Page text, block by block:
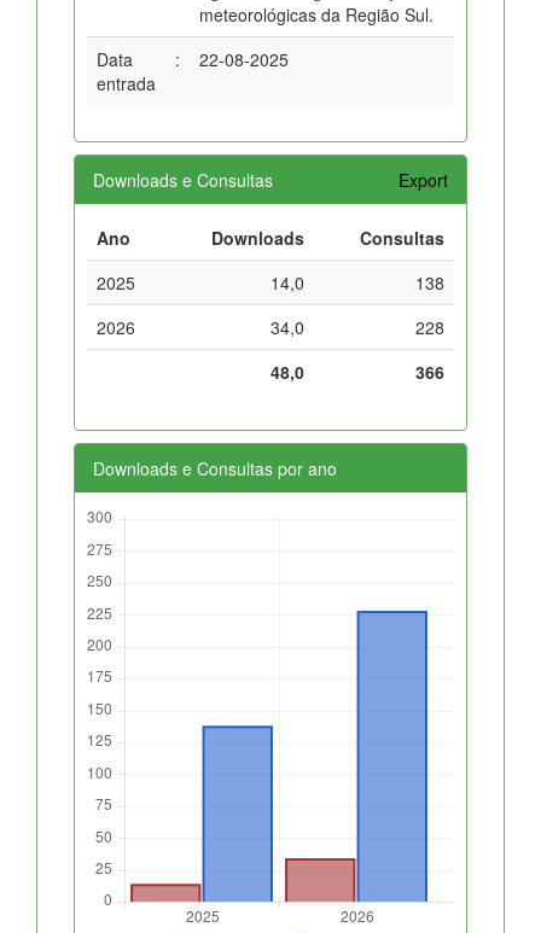
meteorológicas da Região Sul.
Data
entrada
: 22-08-2025
Downloads e Consultas Export
Ano Downloads
Consultas
2025
14,0
138
2026
34,0
228
48,0
366
Downloads e Consultas por ano